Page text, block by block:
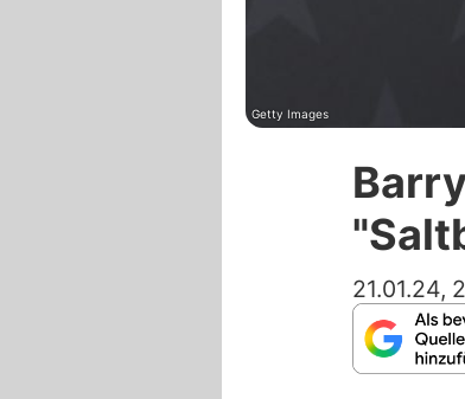
Getty Images
21.01.24,